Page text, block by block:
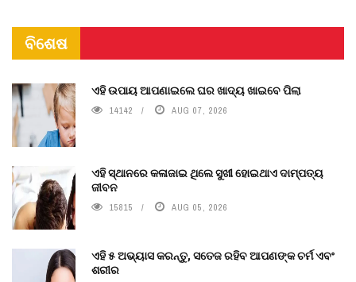
ବିଶେଷ
ଏହି ଉପାୟ ଆପଣାଇଲେ ଘର ଖାଦ୍ୟ ଖାଇବେ ପିଲା
14142 AUG 07, 2026
ଏହି ସ୍ଥାନରେ କଳାଜାଇ ଥିଲେ ସୁଖୀ ହୋଇଥାଏ ଦାମ୍ପତ୍ୟ
ଜୀବନ
15815 AUG 05, 2026
ଏହି ୫ ଅଭ୍ୟାସ କରନ୍ତୁ, ସତେଜ ରହିବ ଆପଣଙ୍କ ଚର୍ମ ଏବଂ
ଶରୀର